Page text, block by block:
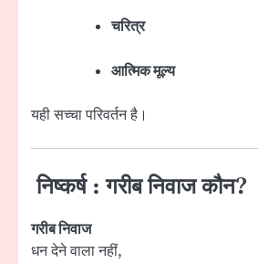
चरित्र
आत्मिक मूल्य
यही सच्चा परिवर्तन है।
निष्कर्ष : गरीब निवाज कौन?
गरीब निवाज
धन देने वाला नहीं,